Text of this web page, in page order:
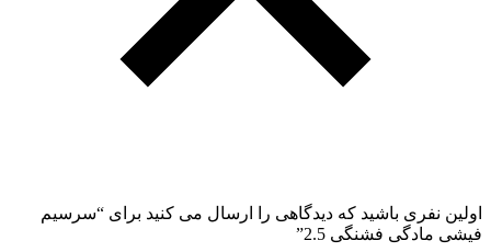
اولین نفری باشید که دیدگاهی را ارسال می کنید برای “سرسیم
فیشی مادگی فشنگی 2.5”